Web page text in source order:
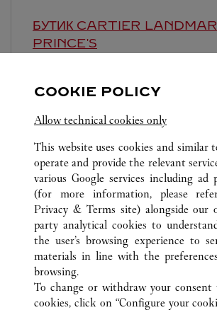
БУТИК CARTIER
PRINCE'S
10 Chater Road
ВСЕ ТОЧКИ ПРОДАЖ CARTIER
KOWLOON
1 AUSTIN
CUSTOMER CARE
CONTACT US
COOKIE POLICY
Allow technical cookies only
This website uses cookies and similar
operate and provide the relevant
various Google services including ad
(for more information, please
Privacy & Terms site) alongside our
party analytical cookies to
the user’s browsing experience to
materials in line with the
browsing.
To change or withdraw your
cookies, click on “Configure your